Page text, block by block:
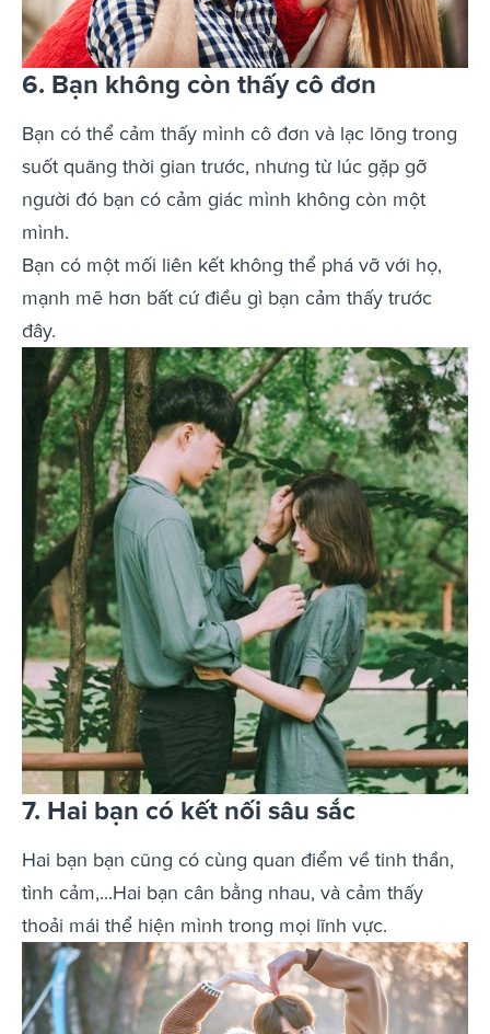
6. Bạn không còn thấy cô đơn
Bạn có thể cảm thấy mình cô đơn và lạc lõng trong
suốt quãng thời gian trước, nhưng từ lúc gặp gỡ
người đó bạn có cảm giác mình không còn một
mình.
Bạn có một mối liên kết không thể phá vỡ với họ,
mạnh mẽ hơn bất cứ điều gì bạn cảm thấy trước
đây.
7. Hai bạn có kết nối sâu sắc
Hai bạn bạn cũng có cùng quan điểm về tinh thần,
tình cảm,...Hai bạn cân bằng nhau, và cảm thấy
thoải mái thể hiện mình trong mọi lĩnh vực.